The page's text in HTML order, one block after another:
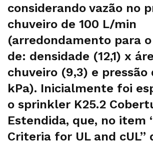
considerando vazão no
chuveiro de 100 L/min
(arredondamento para
de: densidade (12,1) x
chuveiro (9,3) e pressão
kPa). Inicialmente foi
o sprinkler K25.2
Estendida, que, no item
Criteria for UL and cUL”